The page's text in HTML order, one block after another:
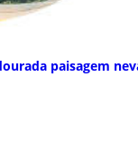
paisagem